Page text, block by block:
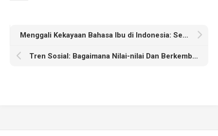
Menggali Kekayaan Bahasa Ibu di Indonesia: Sebuah Tinjauan
Tren Sosial: Bagaimana Nilai-nilai Dan Berkembang Dalam Masyarakat Kita